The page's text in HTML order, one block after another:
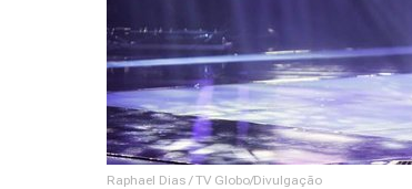
Raphael Dias / TV Globo/Divulgação